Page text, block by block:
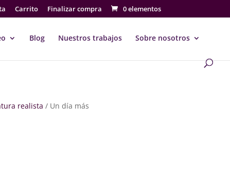
Carrito Finalizar compra 0 elementos
Blog Nuestros trabajos Sobre nosotros
realista / Un día más